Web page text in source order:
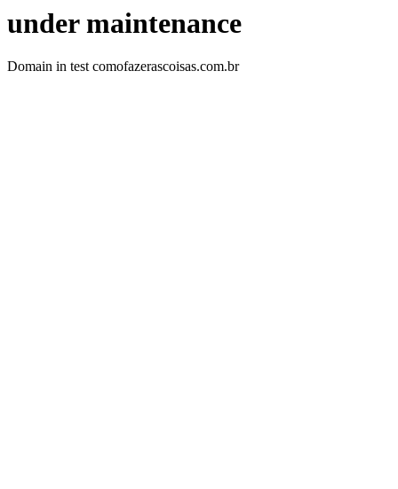
under maintenance
Domain in test comofazerascoisas.com.br